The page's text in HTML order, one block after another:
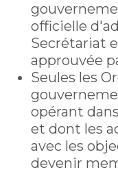
officielle
Secrétariat
approuvée
Seules les
opérant
et dont les
avec les
devenir